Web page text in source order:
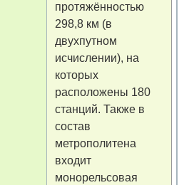
протяжённостью
298,8 км (в
двухпутном
исчислении), на
которых
расположены 180
станций. Также в
состав
метрополитена
входит
монорельсовая